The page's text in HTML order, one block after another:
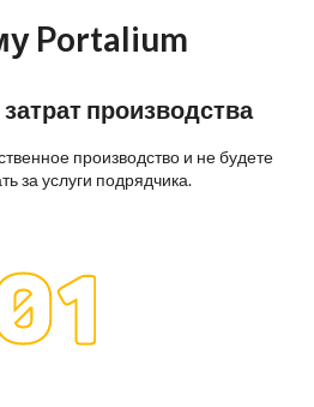
Portalium
производства
производство и не будете
за услуги подрядчика.